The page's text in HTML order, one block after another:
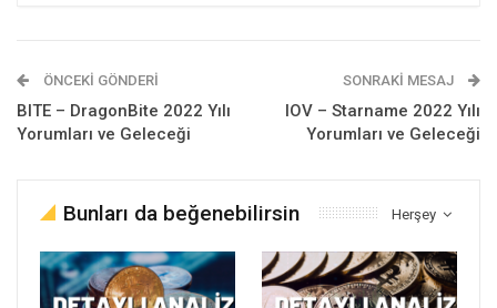
ÖNCEKI GÖNDERI
BITE – DragonBite 2022 Yılı
Yorumları ve Geleceği
SONRAKI MESAJ
IOV – Starname 2022 Yılı
Yorumları ve Geleceği
Herşey
Bunları da beğenebilirsin